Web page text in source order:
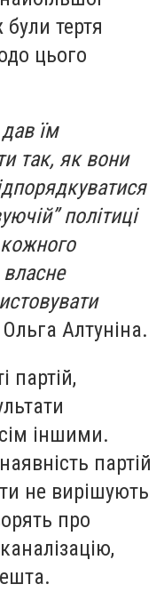
тертя
цього
їм
так, як вони
політиці
Алтуніна.
партій,
іншими.
партій
не вирішують
про